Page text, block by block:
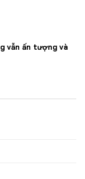
vẫn ấn tượng và